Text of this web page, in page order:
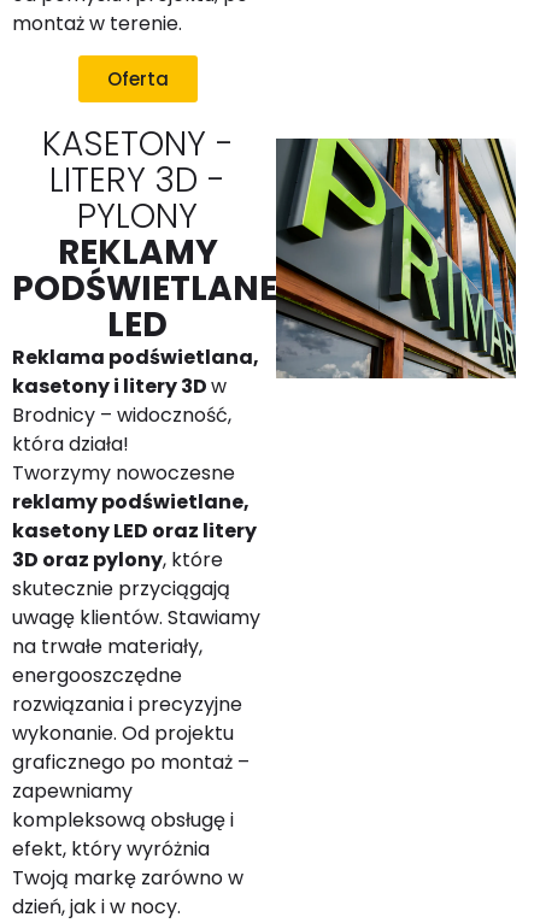
montaż w terenie.
Oferta
KASETONY -
LITERY 3D -
PYLONY
REKLAMY
PODŚWIETLANE
LED
Reklama podświetlana,
kasetony i litery 3Dw
Brodnicy – widoczność,
która działa!
Tworzymy nowoczesne
reklamy podświetlane,
kasetony LED oraz litery
3D oraz pylony, które
skutecznie przyciągają
uwagę klientów. Stawiamy
na trwałe materiały,
energooszczędne
rozwiązania i precyzyjne
wykonanie. Od projektu
graficznego po montaż –
zapewniamy
kompleksową obsługę i
efekt, który wyróżnia
Twoją markę zarówno w
dzień, jak i w nocy.